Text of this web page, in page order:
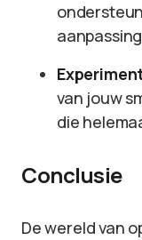
van jouw
die
Conclusie
De wereld van